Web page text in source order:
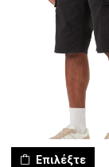
Επιλέξτε